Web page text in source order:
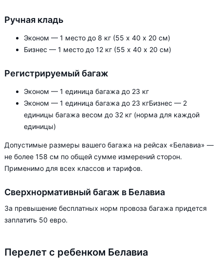
Ручная кладь
Эконом — 1 место до 8 кг (55 х 40 х 20 см)
Бизнес — 1 место до 12 кг (55 х 40 х 20 см)
Регистрируемый багаж
Эконом — 1 единица багажа до 23 кг
Эконом — 1 единица багажа до 23 кгБизнес — 2
единицы багажа весом до 32 кг (норма для каждой
единицы)
Допустимые размеры вашего багажа на рейсах «Белавиа» —
не более 158 см по общей сумме измерений сторон.
Применимо для всех классов и тарифов.
Сверхнормативный багаж в Белавиа
За превышение бесплатных норм провоза багажа придется
заплатить 50 евро.
Перелет с ребенком Белавиа